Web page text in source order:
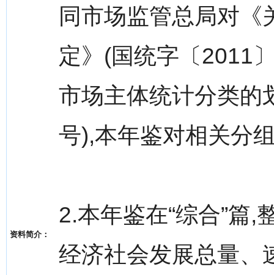
资料简介：
同市场监管总局对
定》(国统字〔2011
市场主体统计分类的
号),本年鉴对相关分
2.本年鉴在“综合”篇,
经济社会发展总量、